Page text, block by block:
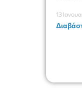
1599/
13